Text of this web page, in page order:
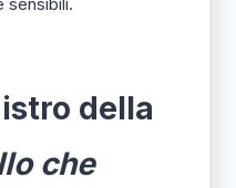
della
che